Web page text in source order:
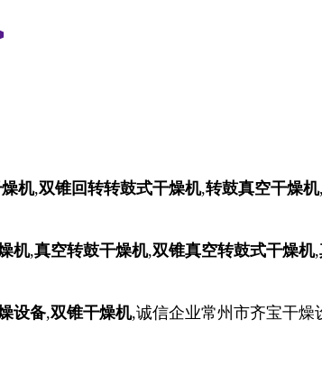
机,双锥回转转鼓式干燥机,转鼓真空干燥机
机,真空转鼓干燥机,双锥真空转鼓式干燥机,
设备,双锥干燥机,诚信企业常州市齐宝干燥